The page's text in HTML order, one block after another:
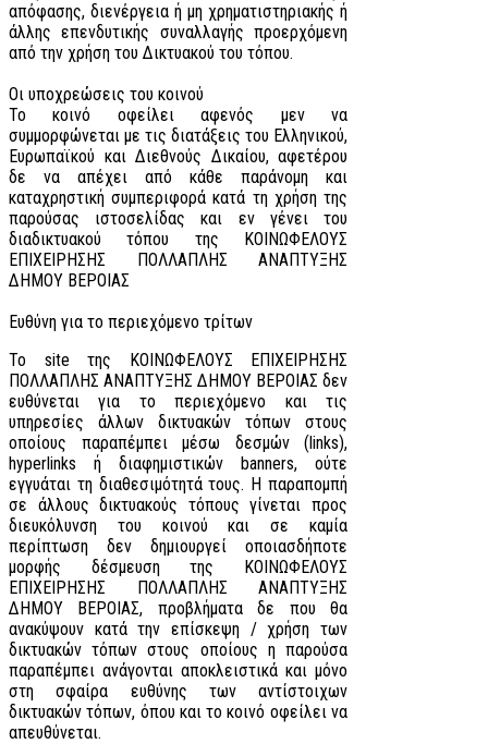
απόφασης, διενέργεια ή μη χρηματιστηριακής ή
άλλης επενδυτικής συναλλαγής προερχόμενη
από την χρήση του Δικτυακού του τόπου.
Οι υποχρεώσεις του κοινού
Το κοινό οφείλει αφενός μεν να
συμμορφώνεται με τις διατάξεις του Ελληνικού,
Ευρωπαϊκού και Διεθνούς Δικαίου, αφετέρου
δε να απέχει από κάθε παράνομη και
καταχρηστική συμπεριφορά κατά τη χρήση της
παρούσας ιστοσελίδας και εν γένει του
διαδικτυακού τόπου της ΚΟΙΝΩΦΕΛΟΥΣ
ΕΠΙΧΕΙΡΗΣΗΣ ΠΟΛΛΑΠΛΗΣ ΑΝΑΠΤΥΞΗΣ
ΔΗΜΟΥ ΒΕΡΟΙΑΣ
Ευθύνη για το περιεχόμενο τρίτων
Το site της ΚΟΙΝΩΦΕΛΟΥΣ ΕΠΙΧΕΙΡΗΣΗΣ
ΠΟΛΛΑΠΛΗΣ ΑΝΑΠΤΥΞΗΣ ΔΗΜΟΥ ΒΕΡΟΙΑΣ δεν
ευθύνεται για το περιεχόμενο και τις
υπηρεσίες άλλων δικτυακών τόπων στους
οποίους παραπέμπει μέσω δεσμών (links),
hyperlinks ή διαφημιστικών banners, ούτε
εγγυάται τη διαθεσιμότητά τους. Η παραπομπή
σε άλλους δικτυακούς τόπους γίνεται προς
διευκόλυνση του κοινού και σε καμία
περίπτωση δεν δημιουργεί οποιασδήποτε
μορφής δέσμευση της ΚΟΙΝΩΦΕΛΟΥΣ
ΕΠΙΧΕΙΡΗΣΗΣ ΠΟΛΛΑΠΛΗΣ ΑΝΑΠΤΥΞΗΣ
ΔΗΜΟΥ ΒΕΡΟΙΑΣ, προβλήματα δε που θα
ανακύψουν κατά την επίσκεψη / χρήση των
δικτυακών τόπων στους οποίους η παρούσα
παραπέμπει ανάγονται αποκλειστικά και μόνο
στη σφαίρα ευθύνης των αντίστοιχων
δικτυακών τόπων, όπου και το κοινό οφείλει να
απευθύνεται.